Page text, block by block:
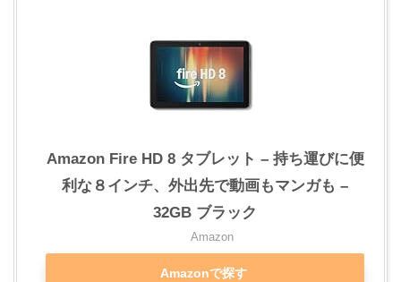
Amazon Fire HD 8 タブレット – 持ち運びに便
利な８インチ、外出先で動画もマンガも –
32GB ブラック
Amazon
Amazonで探す